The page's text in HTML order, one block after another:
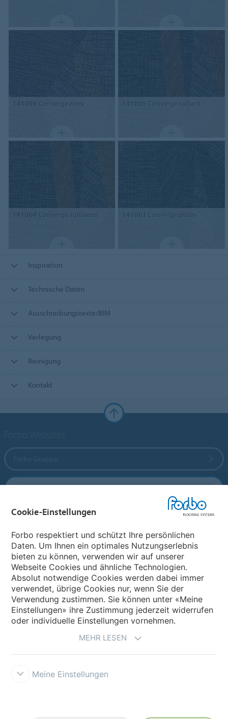
141008 Converge apex 141005 Converge radiant
141004 Converge sunbeam 141001 Converge prism
Inspiration
Technische Daten
Ausschreibungstexte/BIM
Verlegung
Reinigung
Kontakt
Forbo Flooring Systems
Forbo Movement Systems
Land auswählen
Land auswählen
Cookie-Einstellungen
Forbo respektiert und schützt Ihre persönlichen
Daten. Um Ihnen ein optimales Nutzungserlebnis
bieten zu können, verwenden wir auf unserer
Webseite Cookies und ähnliche Technologien.
Absolut notwendige Cookies werden dabei immer
verwendet, übrige Cookies nur, wenn Sie der
Verwendung zustimmen. Sie können unter «Meine
Einstellungen» ihre Zustimmung jederzeit widerrufen
oder individuelle Einstellungen vornehmen.
MEHR LESEN
Meine Einstellungen